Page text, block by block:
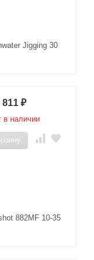
Jigging 30
882MF 10-35
811 ₽
в наличии